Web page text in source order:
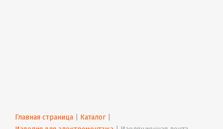
Главная страница Каталог |